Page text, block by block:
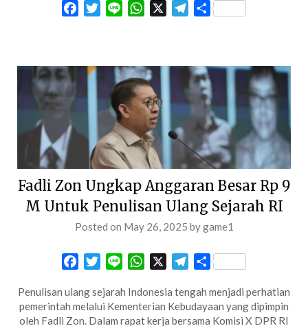
FacebookTwitterLine WhatsApp Telegram
Share
Fadli Zon Ungkap Anggaran Besar Rp 9
M Untuk Penulisan Ulang Sejarah RI
Posted on May 26, 2025 bygame1
FacebookTwitterLine WhatsApp Telegram
Share
Penulisan ulang sejarah Indonesia tengah menjadi perhatian
pemerintah melalui Kementerian Kebudayaan yang dipimpin
oleh Fadli Zon. Dalam rapat kerja bersama Komisi X DPR RI